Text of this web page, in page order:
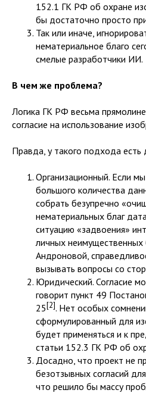
152.1 ГК РФ об охране
бы достаточно просто
Так или иначе,
нематериальное благо
смелые разработчики ИИ.
В чем же проблема?
Логика ГК РФ весьма
согласие на использование
Правда, у такого подхода есть
Организационный. Если
большого количества
собрать безупречно
нематериальных благ
ситуацию «задвоения»
личных неимущественных
Андроновой,
вызывать вопросы со
Юридический. Согласие
говорит пункт 49
25[2]. Нет особых
сформулированный для
будет применяться и к
статьи 152.3 ГК РФ об
Досадно, что проект не
безотзывных согласий
что решило бы массу